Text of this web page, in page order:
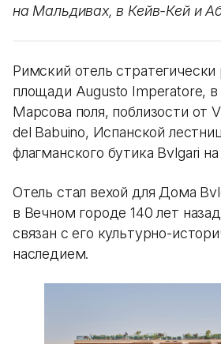
на Мальдивах, в Кейв-Кей и
Римский отель
площади Augusto Imperatore,
Марсова поля, поблизости от
del Babuino, Испанской
флагманского бутика Bvlgari
Отель стал вехой для Дома
в Вечном городе 140 лет
связан с его культурно-
наследием.